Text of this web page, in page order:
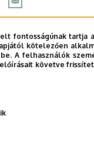
fontosságúnak
kötelezően
A felhasználók
előírásait követve